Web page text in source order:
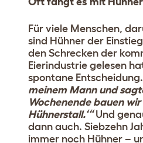
Für viele Menschen,
sind Hühner der
den Schrecken der
Eierindustrie gelesen
spontane Entscheidung.
meinem Mann und
Wochenende bauen wir
Hühnerstall.‘“Und
dann auch. Siebzehn
immer noch Hühner –